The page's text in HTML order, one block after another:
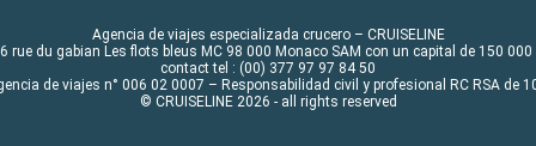
Agencia de viajes especializada crucero – CRUISELINE
rue du gabian Les flots bleus MC 98 000 Monaco SAM con un capital de 150 000
contact tel : (00) 377 97 97 84 50
de viajes n° 006 02 0007 – Responsabilidad civil y profesional RC RSA de
© CRUISELINE 2026 - all rights reserved